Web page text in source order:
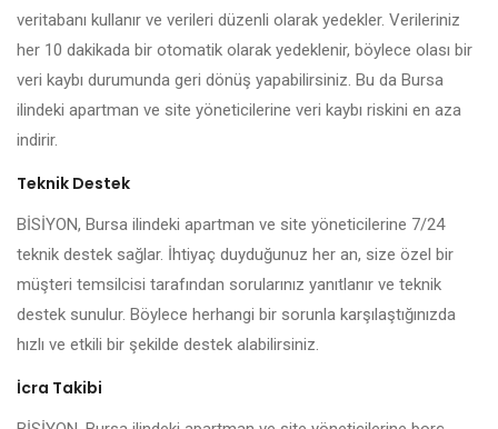
veritabanı kullanır ve verileri düzenli olarak yedekler. Verileriniz
her 10 dakikada bir otomatik olarak yedeklenir, böylece olası bir
veri kaybı durumunda geri dönüş yapabilirsiniz. Bu da Bursa
ilindeki apartman ve site yöneticilerine veri kaybı riskini en aza
indirir.
Teknik Destek
BİSİYON, Bursa ilindeki apartman ve site yöneticilerine 7/24
teknik destek sağlar. İhtiyaç duyduğunuz her an, size özel bir
müşteri temsilcisi tarafından sorularınız yanıtlanır ve teknik
destek sunulur. Böylece herhangi bir sorunla karşılaştığınızda
hızlı ve etkili bir şekilde destek alabilirsiniz.
İcra Takibi